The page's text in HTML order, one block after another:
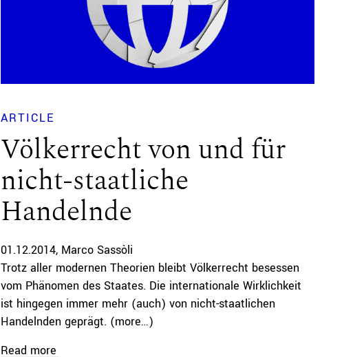
ARTICLE
Völkerrecht von und für
nicht-staatliche
Handelnde
01.12.2014 Marco Sassòli
Trotz aller modernen Theorien bleibt Völkerrecht besessen
vom Phänomen des Staates. Die internationale Wirklichkeit
ist hingegen immer mehr (auch) von nicht-staatlichen
Handelnden geprägt. (more…)
Read more